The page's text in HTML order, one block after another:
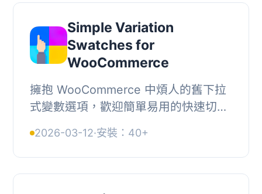
Simple Variation
Swatches for
WooCommerce
擁抱 WooCommerce 中煩人的舊下拉
式變數選項，歡迎簡單易用的快速切換
所有必要功能，可以用按鈕、色彩、圖
片和單選框替換...
2026-03-12·安裝：40+